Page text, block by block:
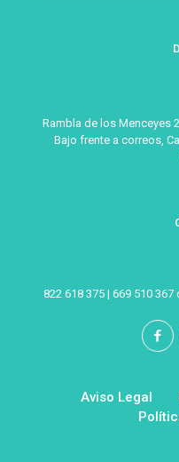
Rambla de los Menceyes
Bajo frente a correos,
822 618 375 | 669 510 367
Aviso Legal